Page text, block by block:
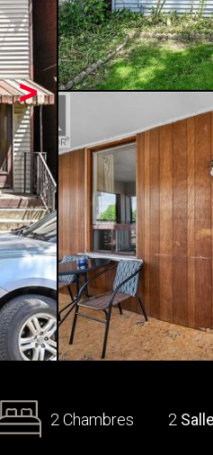
>
2 Chambres 2